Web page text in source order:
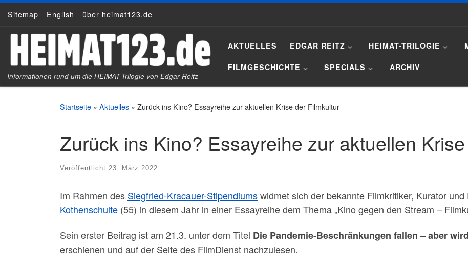
Zum Inhalt springen
Sitemap English über heimat123.de
Informationen rund um die HEIMAT-Trilogie von Edgar Reitz
AKTUELLES EDGAR REITZ HEIMAT-TRILOGIE
FILMGESCHICHTE SPECIALS ARCHIV
Startseite » Aktuelles » Zurück ins Kino? Essayreihe zur aktuellen Krise der Filmkultur
Zurück ins Kino? Essayreihe zur aktuellen
Veröffentlicht 23. März 2022
Im Rahmen des Siegfried-Kracauer-Stipendiumswidmet sich der bekannte Filmkritiker, Kurator
Kothenschulte (55) in diesem Jahr in einer Essayreihe dem Thema „Kino gegen den Stream –
Sein erster Beitrag ist am 21.3. unter dem Titel Die Pandemie-Beschränkungen fallen – aber
erschienen und auf der Seite des FilmDienst nachzulesen.